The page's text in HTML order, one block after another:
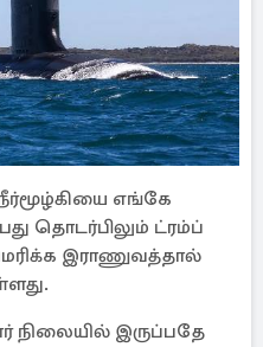
எங்கே
தொடர்பிலும் ட்ரம்ப்
இராணுவத்தால்
நிலையில் இருப்பதே